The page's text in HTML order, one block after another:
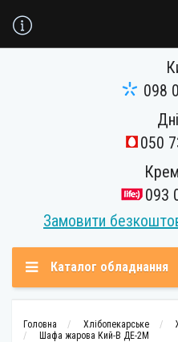
098
050
093
Замовити
Каталог обладнання
Головна Хлібопекарське
Шафа жарова Кий-В ДЕ-2М